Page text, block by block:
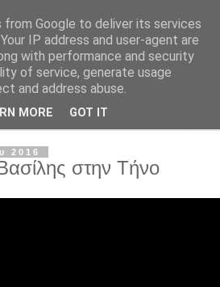
2016
στην Τήνο
from Google to deliver its services
IP address and user-agent are
with performance and security
of service, generate usage
and address abuse.
MORE GOT IT